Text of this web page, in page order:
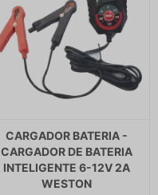
CARGADOR BATERIA -
CARGADOR DE BATERIA
INTELIGENTE 6-12V 2A
WESTON